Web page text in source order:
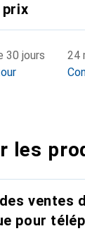
prix
30 jours
24
les
ventes
pour